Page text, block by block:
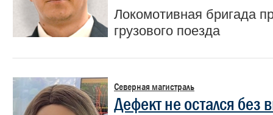
Локомотивная бригада
грузового поезда
Северная магистраль
Дефект не остался без